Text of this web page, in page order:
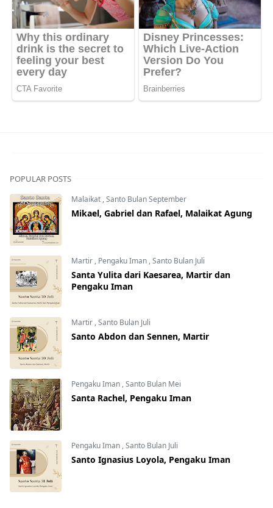
POPULAR POSTS
Malaikat ,Santo Bulan September
Mikael, Gabriel dan Rafael, Malaikat Agung
Martir , Pengaku Iman ,Santo Bulan Juli
Santa Yulita dari Kaesarea, Martir dan
Pengaku Iman
Martir ,Santo Bulan Juli
Santo Abdon dan Sennen, Martir
Pengaku Iman ,Santo Bulan Mei
Santa Rachel, Pengaku Iman
Pengaku Iman ,Santo Bulan Juli
Santo Ignasius Loyola, Pengaku Iman